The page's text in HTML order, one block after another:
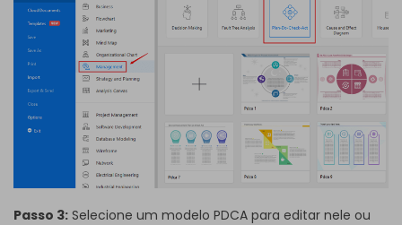
Passo 3: Selecione um modelo PDCA para editar nele ou